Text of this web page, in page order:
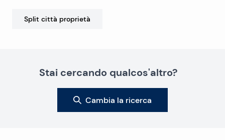
Split città proprietà
Stai cercando qualcos'altro?
Cambia la ricerca